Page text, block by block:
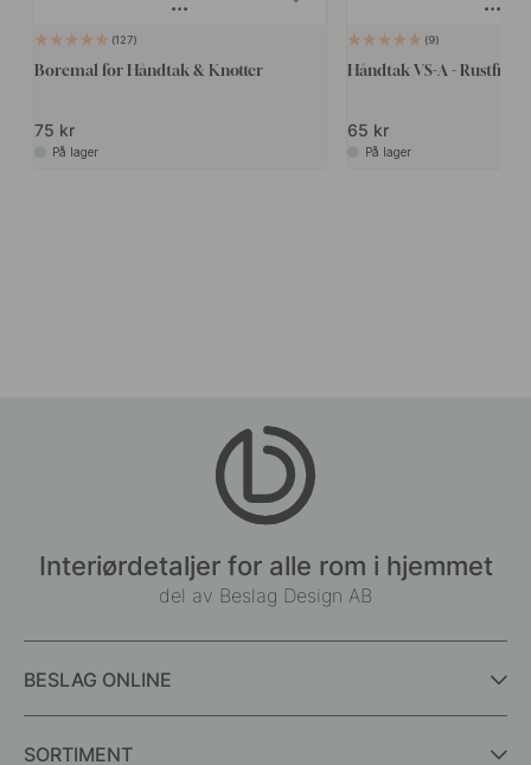
127
Boremal for Håndtak & Knotter
75 kr
På lager
9
Håndtak VS-A - Rustfritt
65 kr
På lager
Interiørdetaljer for alle rom i hjemmet
del av Beslag Design AB
BESLAG ONLINE
SORTIMENT